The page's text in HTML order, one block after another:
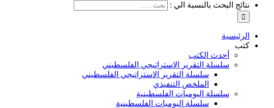
نتائج البحث بالنسبة الي :
الرئيسية
كتب
أحدث الكتب
سلسلة التقرير الاستراتيجي الفلسطيني
سلسلة التقرير الاستراتيجي الفلسطيني
الملخص التنفيذي
سلسلة اليوميات الفلسطينية
سلسلة اليوميات الفلسطينية